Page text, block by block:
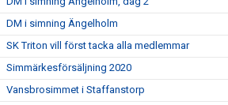
DM i simning Ängelholm
SK Triton vill först tacka alla medlemmar
Simmärkesförsäljning 2020
Vansbrosimmet i Staffanstorp